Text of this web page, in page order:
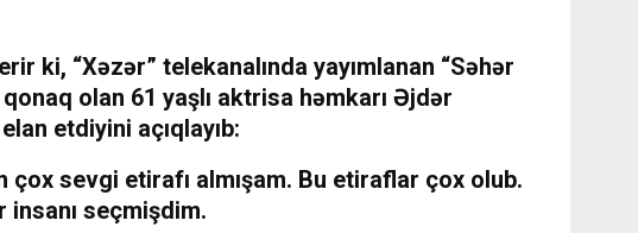
ki, “Xəzər” telekanalında yayımlanan “Səhər
olan 61 yaşlı aktrisa həmkarı Əjdər
etdiyini açıqlayıb:
çox sevgi etirafı almışam. Bu etiraflar çox olub.
insanı seçmişdim.